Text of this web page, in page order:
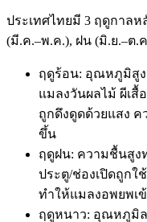
ประเทศไทยมี 3 ฤดูกาล
(มี.ค.–พ.ค.), ฝน (มิ.ย.–ต.
ฤดูร้อน: อุณหภูมิสูง
แมลงวันผลไม้ ผีเ
ถูกดึงดูดด้วยแสง ค
ขึ้น
ฤดูฝน: ความชื้นสู
ประตู/ช่องเปิดถูกใ
ทำให้แมลงอพยพเ
ฤดูหนาว: อุณหภูมิล